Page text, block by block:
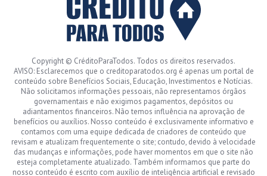
Copyright © CréditoParaTodos. Todos os direitos reservados.
AVISO: Esclarecemos que o creditoparatodos.org é apenas um portal de
conteúdo sobre Benefícios Sociais, Educação, Investimentos e Notícias.
Não solicitamos informações pessoais, não representamos órgãos
governamentais e não exigimos pagamentos, depósitos ou
adiantamentos financeiros. Não temos influência na aprovação de
benefícios ou auxílios. Nosso conteúdo é exclusivamente informativo e
contamos com uma equipe dedicada de criadores de conteúdo que
revisam e atualizam frequentemente o site; contudo, devido à velocidade
das mudanças e informações, pode haver momentos em que o site não
esteja completamente atualizado. Também informamos que parte do
nosso conteúdo é escrito com auxílio de inteligência artificial e revisado